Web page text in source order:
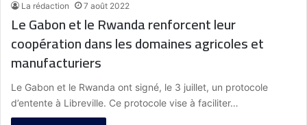
La rédaction 7 août 2022
Le Gabon et le Rwanda renforcent leur
coopération dans les domaines agricoles et
manufacturiers
Le Gabon et le Rwanda ont signé, le 3 juillet, un protocole
d’entente à Libreville. Ce protocole vise à faciliter…